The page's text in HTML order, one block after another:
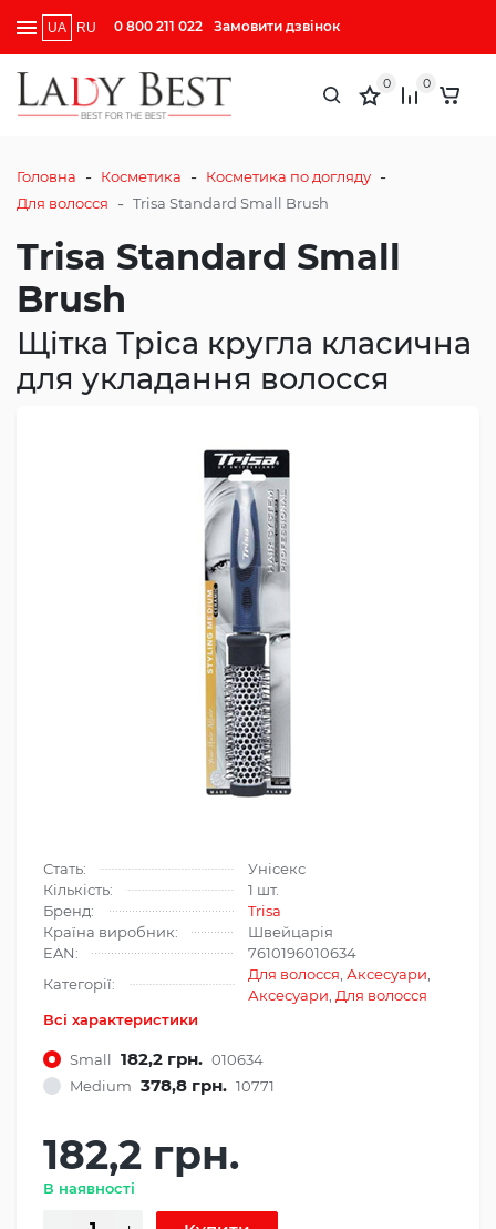
UA RU 0 800 211 022 Замовити дзвінок
0 0
Головна - Косметика - Косметика по догляду -
Для волосся - Trisa Standard Small Brush
Trisa Standard Small
Brush
Щітка Тріса кругла класична
для укладання волосся
Стать:
Унісекс
Кількість:
1 шт.
Бренд:
Trisa
Країна виробник:
Швейцарія
EAN:
7610196010634
Категорії:
Для волосся Аксесуари
Аксесуари Для волосся
Всі характеристики
Small 182,2 грн. 010634
Medium 378,8 грн. 10771
182,2 грн.
В наявності